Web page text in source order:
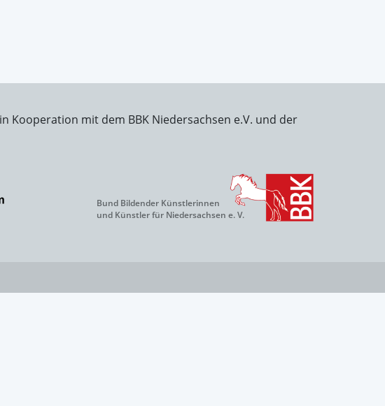
Kooperation mit dem BBK Niedersachsen e.V. und der
Bund Bildender Künstlerinnen
und Künstler für Niedersachsen e. V.